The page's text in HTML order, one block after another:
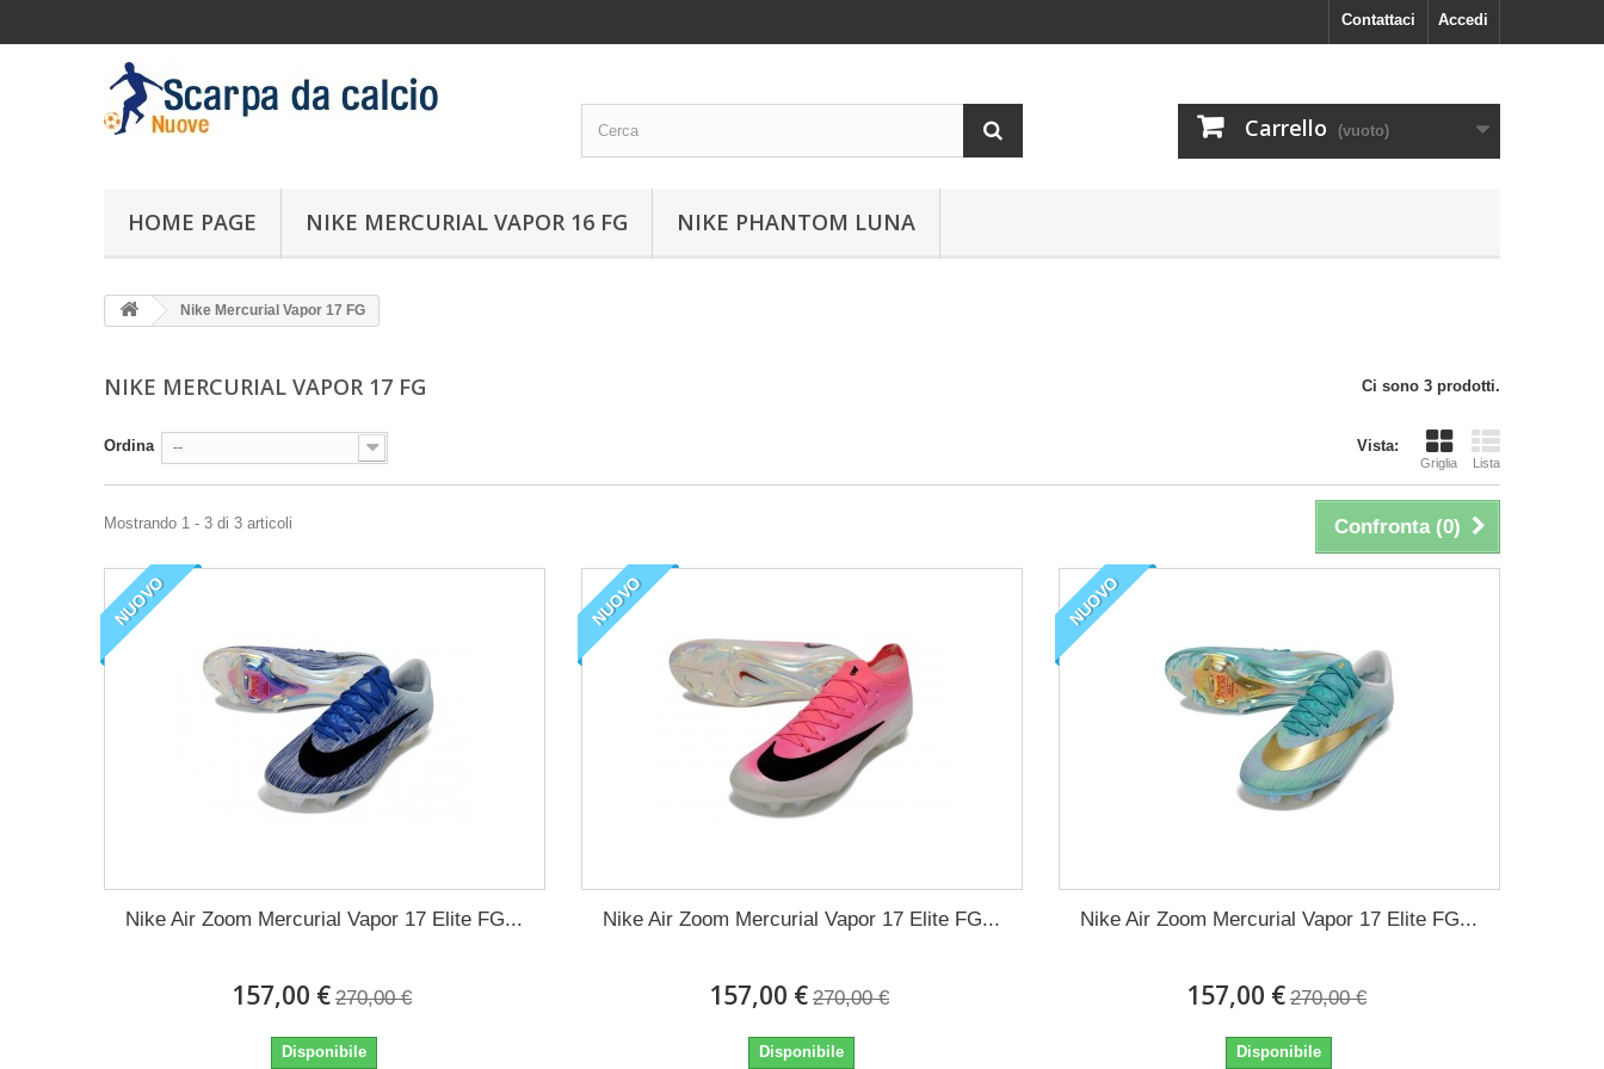
Accedi
Contattaci
Carrello (vuoto)
HOME PAGE NIKE MERCURIAL VAPOR 16 FG NIKE PHANTOM LUNA
Nike Mercurial Vapor 17 FG
NIKE MERCURIAL VAPOR 17 FG Ci sono 3 prodotti.
Vista:
Griglia Lista
Ordina --
Confronta (0)
Mostrando 1 - 3 di 3 articoli
NUOVO
Nike Air Zoom Mercurial Vapor 17 Elite FG...
157,00 € 270,00 €
Disponibile
NUOVO
Nike Air Zoom Mercurial Vapor 17 Elite FG...
157,00 € 270,00 €
Disponibile
NUOVO
Nike Air Zoom Mercurial Vapor 17 Elite FG...
157,00 € 270,00 €
Disponibile